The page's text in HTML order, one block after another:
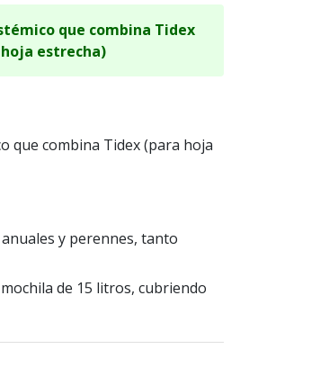
que combina Tidex
estrecha)
que combina Tidex (para hoja
y perennes, tanto
de 15 litros, cubriendo